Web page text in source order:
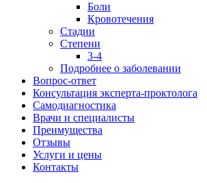
Боли
Кровотечения
Стадии
Степени
3-4
Подробнее о заболевании
Вопрос-ответ
Консультация эксперта-проктолога
Самодиагностика
Врачи и специалисты
Преимущества
Отзывы
Услуги и цены
Контакты